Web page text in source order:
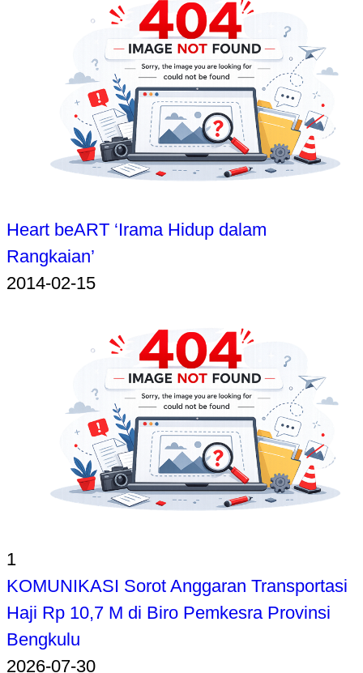
Heart beART ‘Irama Hidup dalam
Rangkaian’
2014-02-15
1
KOMUNIKASI Sorot Anggaran Transportasi
Haji Rp 10,7 M di Biro Pemkesra Provinsi
Bengkulu
2026-07-30